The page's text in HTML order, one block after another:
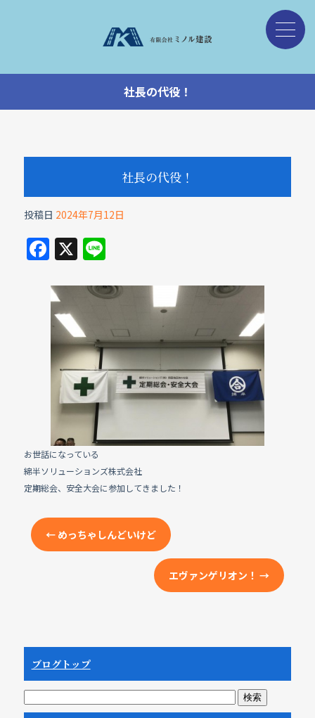
社長の代役！
社長の代役！
投稿日 2024年7月12日
F
a
c
e
b
o
o
k
X Li
e
お世話になっている
綿半ソリューションズ株式会社
定期総会、安全大会に参加してきました！
←めっちゃしんどいけど
エヴァンゲリオン！→
ブログトップ